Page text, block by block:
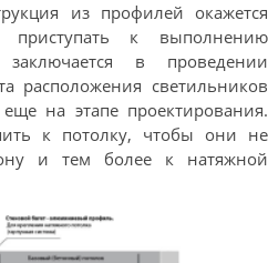
из профилей окажется
приступать к выполнению
в проведении
расположения светильников
на этапе проектирования.
к потолку, чтобы они не
и тем более к натяжной